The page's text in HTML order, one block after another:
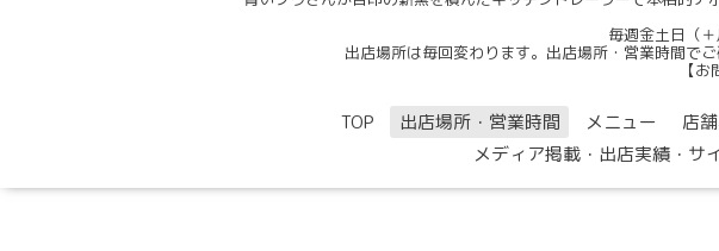
毎週金土日（
出店場所は毎回変わります。出店場所・営業時間で
【
TOP 出店場所・営業時間 メニュー 店
メディア掲載・出店実績・サ